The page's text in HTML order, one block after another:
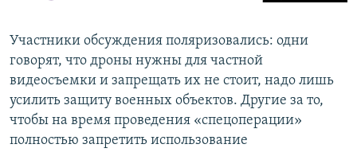
Участники обсуждения поляризовались: одни
говорят, что дроны нужны для частной
видеосъемки и запрещать их не стоит, надо лишь
усилить защиту военных объектов. Другие за то,
чтобы на время проведения «спецоперации»
полностью запретить использование